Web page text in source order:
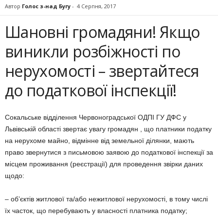
Автор Голос з-над Бугу - 4 Серпня, 2017
Шановні громадяни! Якщо
виникли розбіжності по
нерухомості – звертайтеся
до податкової інспекції!
Сокальське відділення Червоноградської ОДПІ ГУ ДФС у
Львівській області звертає увагу громадян , що платники податку
на нерухоме майно, відмінне від земельної ділянки, мають
право звернутися з письмовою заявою до податкової інспекції за
місцем проживання (реєстрації) для проведення звірки даних
щодо:
– об’єктів житлової та/або нежитлової нерухомості, в тому числі
їх часток, що перебувають у власності платника податку;